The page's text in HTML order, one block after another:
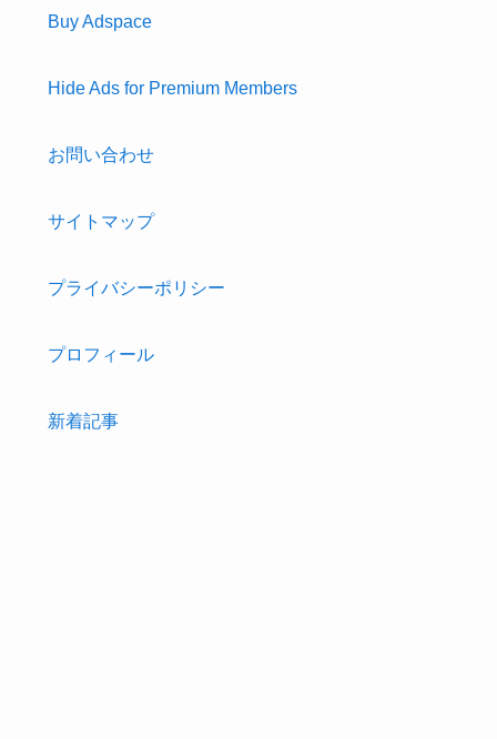
Buy Adspace
Hide Ads for Premium Members
お問い合わせ
サイトマップ
プライバシーポリシー
プロフィール
新着記事